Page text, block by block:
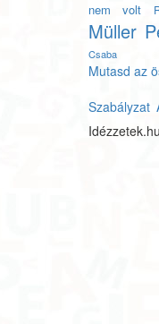
nem volt
Müller
Csaba
Mutasd az
Szabályzat